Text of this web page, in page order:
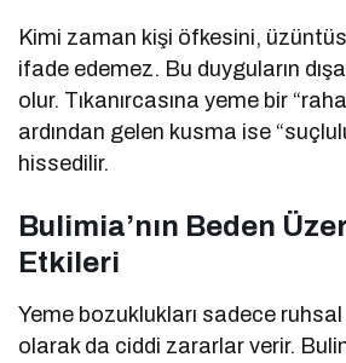
Kimi zaman kişi öfkesini,
ifade edemez. Bu duyguların
olur. Tıkanırcasına yeme bir
ardından gelen kusma ise
hissedilir.
Bulimia’nın Beden
Etkileri
Yeme bozuklukları sadece
olarak da ciddi zararlar verir.